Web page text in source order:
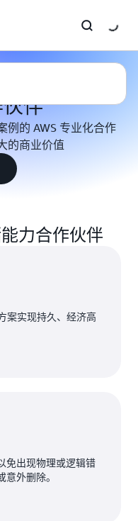
伴
例的 AWS 专业化合作
的商业价值
力合作伙伴
案实现持久、经济高
免出现物理或逻辑错
外删除。